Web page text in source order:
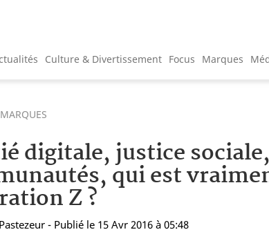
Culture & Divertissement Focus Marques
MARQUES
digitale, justice sociale,
qui est
Z ?
- Publié le 15 Avr 2016 à 05:48